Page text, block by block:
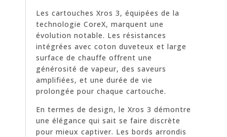
Les cartouches Xros 3, équipées de la
technologie CoreX, marquent une
évolution notable. Les résistances
intégrées avec coton duveteux et large
surface de chauffe offrent une
générosité de vapeur, des saveurs
amplifiées, et une durée de vie
prolongée pour chaque cartouche.
En termes de design, le Xros 3 démontre
une élégance qui sait se faire discrète
pour mieux captiver. Les bords arrondis